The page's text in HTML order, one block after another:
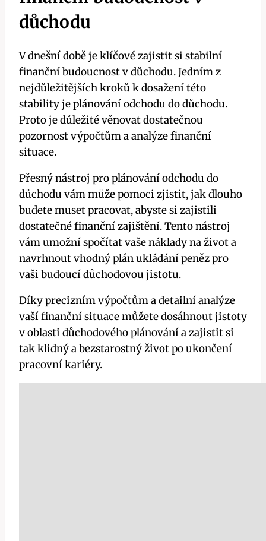
důchodu
V dnešní době je klíčové zajistit si stabilní
finanční budoucnost v důchodu. Jedním z
nejdůležitějších kroků k dosažení této
stability je plánování odchodu do důchodu.
Proto je důležité věnovat dostatečnou
pozornost výpočtům a analýze finanční
situace.
Přesný nástroj pro plánování odchodu do
důchodu vám může pomoci zjistit, jak dlouho
budete muset pracovat, abyste si zajistili
dostatečné finanční zajištění. Tento nástroj
vám umožní spočítat vaše náklady na život a
navrhnout vhodný plán ukládání peněz pro
vaši budoucí důchodovou jistotu.
Díky precizním výpočtům a detailní analýze
vaší finanční situace můžete dosáhnout jistoty
v oblasti důchodového plánování a zajistit si
tak klidný a bezstarostný život po ukončení
pracovní kariéry.